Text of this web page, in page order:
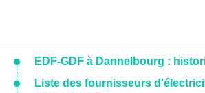
EDF-GDF à Dannelbourg :
Liste des fournisseurs